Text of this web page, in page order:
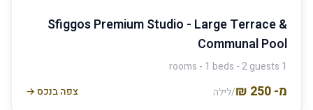
Sfiggos Premium Studio - Large Terrace &
Communal Pool
1 rooms - 1 beds - 2 guests
מ- /לילה צפה בנכס →